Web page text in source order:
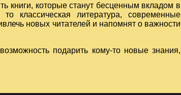
книги, которые станут бесценным вкладом в
классическая литература, современные
новых читателей и напомнят о важности
подарить кому-то новые знания,